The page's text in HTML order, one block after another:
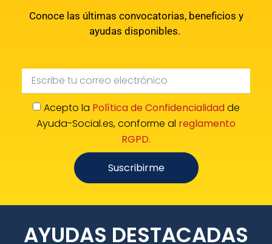
Conoce las últimas convocatorias, beneficios y
ayudas disponibles.
Acepto la Política de Confidencialidadde
Ayuda-Social.es, conforme al reglamento
RGPD.
Suscribirme
AYUDAS DESTACADAS